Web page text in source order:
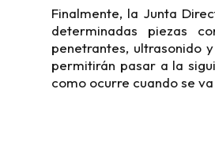
Finalmente, la Junta
determinadas piezas
penetrantes, ultrasonido
permitirán pasar a la
como ocurre cuando se